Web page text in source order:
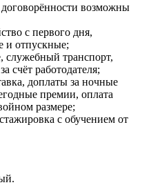
возможны
с первого дня,
и отпускные;
транспорт,
счёт работодателя;
доплаты за ночные
премии, оплата
размере;
с обучением от